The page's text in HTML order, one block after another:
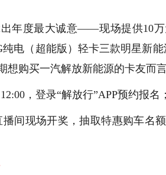
年度最大诚意——现场提供10万
纯电（超能版）轻卡三款明星新
购买一汽解放新能源的卡友而言
，登录“解放行”APP预约报名；
播间现场开奖，抽取特惠购车名